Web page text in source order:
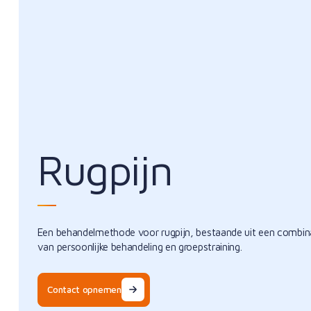
Rugpijn
Een behandelmethode voor rugpijn, bestaande uit een
van persoonlijke behandeling en groepstraining.
Contact opnemen